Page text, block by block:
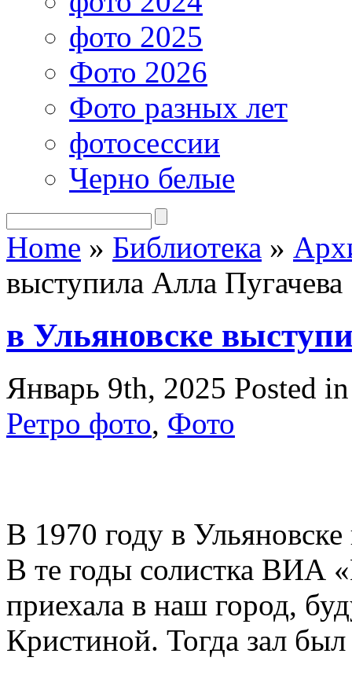
фото 2025
Фото 2026
Фото разных лет
фотосессии
Черно белые
Home » Библиотека »
выступила Алла Пугачева
в Ульяновске
Январь 9th, 2025 Posted
Ретро фото, Фото
В 1970 году в
В те годы солистка ВИА
приехала в наш город,
Кристиной. Тогда зал